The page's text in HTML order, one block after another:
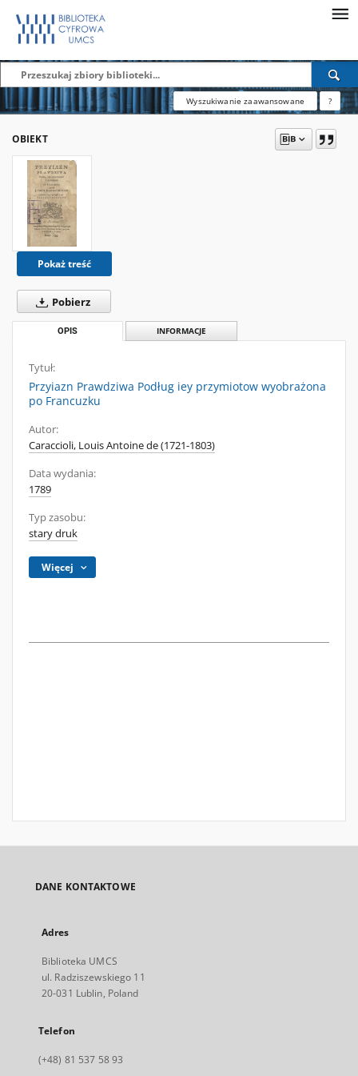
Wyszukiwanie zaawansowane ?
OBIEKT
Pokaż treść
Pobierz
OPIS INFORMACJE
Tytuł:
Przyiazn Prawdziwa Podług iey przymiotow wyobrażona
po Francuzku
Autor:
Caraccioli, Louis Antoine de (1721-1803)
Data wydania:
1789
Typ zasobu:
stary druk
Więcej
DANE KONTAKTOWE
Adres
Biblioteka UMCS
ul. Radziszewskiego 11
20-031 Lublin, Poland
Telefon
(+48) 81 537 58 93